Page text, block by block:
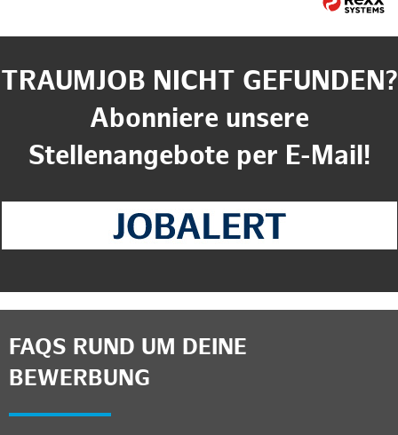
TRAUMJOB NICHT GEFUNDEN?
Abonniere unsere
Stellenangebote per E-Mail!
FAQS RUND UM DEINE
BEWERBUNG